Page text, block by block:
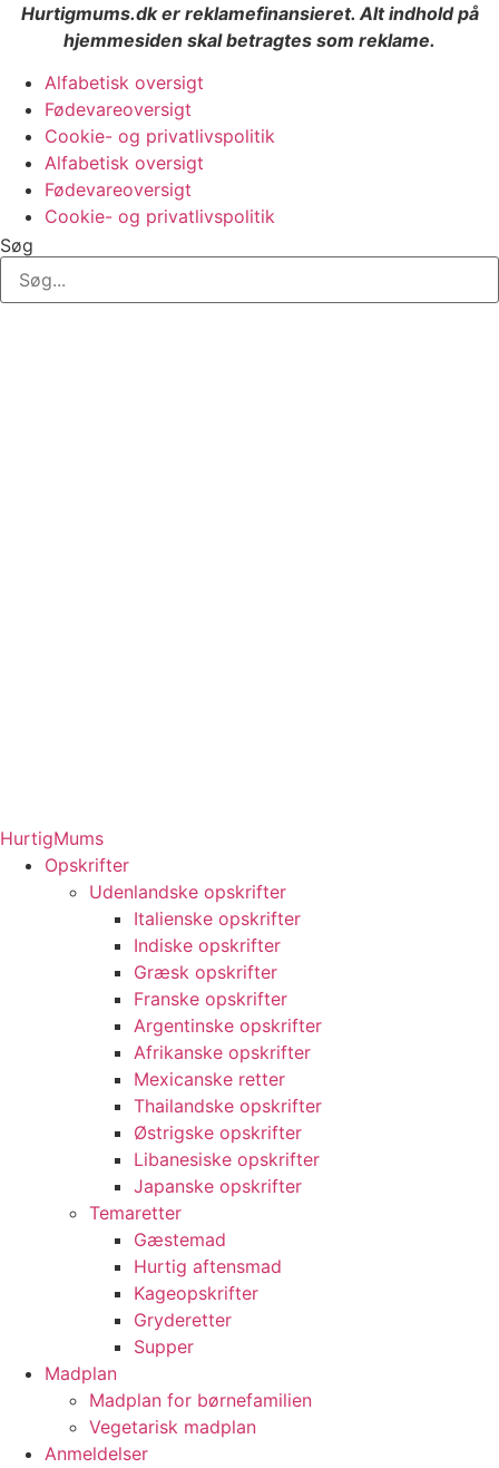
Hurtigmums.dk er reklamefinansieret. Alt indhold på
hjemmesiden skal betragtes som reklame.
Alfabetisk oversigt
Fødevareoversigt
Cookie- og privatlivspolitik
Alfabetisk oversigt
Fødevareoversigt
Cookie- og privatlivspolitik
Søg
HurtigMums
Opskrifter
Udenlandske opskrifter
Italienske opskrifter
Indiske opskrifter
Græsk opskrifter
Franske opskrifter
Argentinske opskrifter
Afrikanske opskrifter
Mexicanske retter
Thailandske opskrifter
Østrigske opskrifter
Libanesiske opskrifter
Japanske opskrifter
Temaretter
Gæstemad
Hurtig aftensmad
Kageopskrifter
Gryderetter
Supper
Madplan
Madplan for børnefamilien
Vegetarisk madplan
Anmeldelser